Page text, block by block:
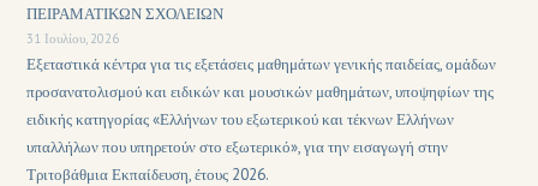
ΠΕΙΡΑΜΑΤΙΚΩΝ ΣΧΟΛΕΙΩΝ
31 Ιουλίου, 2026
Εξεταστικά κέντρα για τις εξετάσεις μαθημάτων γενικής παιδείας, ομάδων
προσανατολισμού και ειδικών και μουσικών μαθημάτων, υποψηφίων της
ειδικής κατηγορίας «Ελλήνων του εξωτερικού και τέκνων Ελλήνων
υπαλλήλων που υπηρετούν στο εξωτερικό», για την εισαγωγή στην
Τριτοβάθμια Εκπαίδευση, έτους 2026.